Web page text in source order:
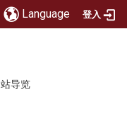
Language 登入
导览